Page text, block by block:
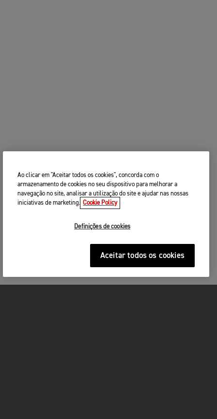
Ao clicar em "Aceitar todos os cookies", concorda com o
armazenamento de cookies no seu dispositivo para melhorar a
navegação no site, analisar a utilização do site e ajudar nas nossas
iniciativas de marketing. Cookie Policy
Definições de cookies
Aceitar todos os cookies